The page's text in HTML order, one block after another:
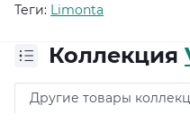
Теги: Limonta
Коллекция
Другие товары